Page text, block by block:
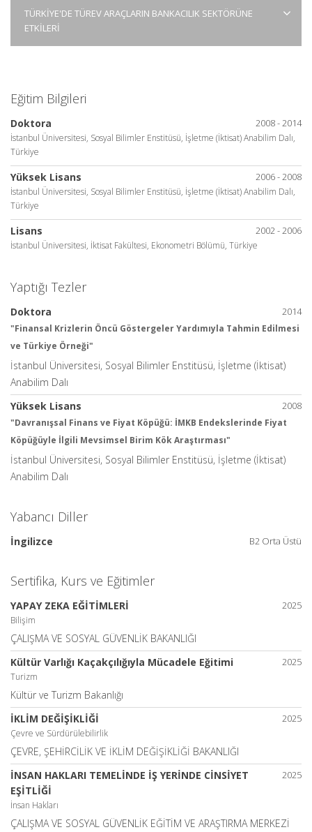
TÜRKİYE'DE TÜREV ARAÇLARIN BANKACILIK SEKTÖRÜNE
ETKİLERİ
Eğitim Bilgileri
2008 - 2014
Doktora
İstanbul Üniversitesi, Sosyal Bilimler Enstitüsü, İşletme (İktisat) Anabilim Dalı,
Türkiye
2006 - 2008
Yüksek Lisans
İstanbul Üniversitesi, Sosyal Bilimler Enstitüsü, İşletme (İktisat) Anabilim Dalı,
Türkiye
2002 - 2006
Lisans
İstanbul Üniversitesi, İktisat Fakültesi, Ekonometri Bölümü, Türkiye
Yaptığı Tezler
2014
Doktora
"Finansal Krizlerin Öncü Göstergeler Yardımıyla Tahmin Edilmesi
ve Türkiye Örneği"
İstanbul Üniversitesi, Sosyal Bilimler Enstitüsü, İşletme (İktisat)
Anabilim Dalı
2008
Yüksek Lisans
"Davranışsal Finans ve Fiyat Köpüğü: İMKB Endekslerinde Fiyat
Köpüğüyle İlgili Mevsimsel Birim Kök Araştırması"
İstanbul Üniversitesi, Sosyal Bilimler Enstitüsü, İşletme (İktisat)
Anabilim Dalı
Yabancı Diller
B2 Orta Üstü
İngilizce
Sertifika, Kurs ve Eğitimler
2025
YAPAY ZEKA EĞİTİMLERİ
Bilişim
ÇALIŞMA VE SOSYAL GÜVENLİK BAKANLIĞI
2025
Kültür Varlığı Kaçakçılığıyla Mücadele Eğitimi
Turizm
Kültür ve Turizm Bakanlığı
2025
İKLİM DEĞİŞİKLİĞİ
Çevre ve Sürdürülebilirlik
ÇEVRE, ŞEHİRCİLİK VE İKLİM DEĞİŞİKLİĞİ BAKANLIĞI
2025
İNSAN HAKLARI TEMELİNDE İŞ YERİNDE CİNSİYET
EŞİTLİĞİ
İnsan Hakları
ÇALIŞMA VE SOSYAL GÜVENLİK EĞİTİM VE ARAŞTIRMA MERKEZİ